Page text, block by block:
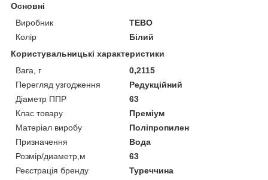
Основні
Виробник
ТЕВО
Колір
Білий
Користувальницькі характеристики
Вага, г
0,2115
Перегляд узгодження
Редукційний
Діаметр ППР
63
Клас товару
Преміум
Матеріал виробу
Поліпропилен
Призначення
Вода
Розмір/диаметр,м
63
Реєстрація бренду
Туреччина